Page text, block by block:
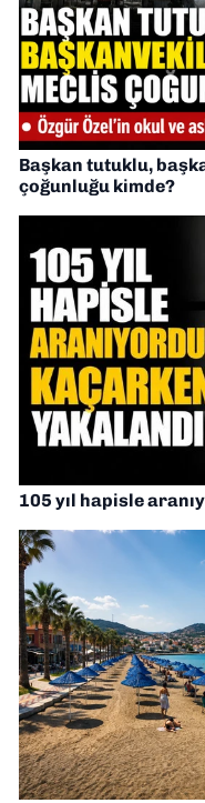
Başkan tutuklu,
çoğunluğu kimde?
105 yıl hapisle